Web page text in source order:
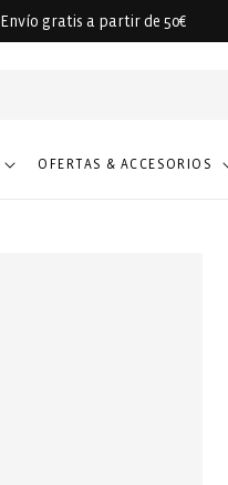
Envío gratis a partir de 50€
OFERTAS & ACCESORIOS